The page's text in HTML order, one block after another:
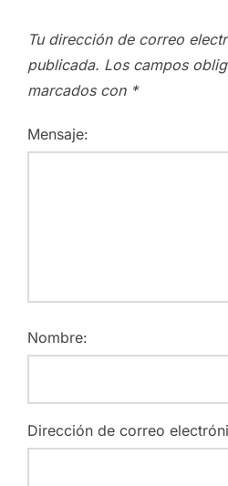
Tu dirección de correo
publicada. Los campos
marcados con *
Mensaje:
Nombre:
Dirección de correo